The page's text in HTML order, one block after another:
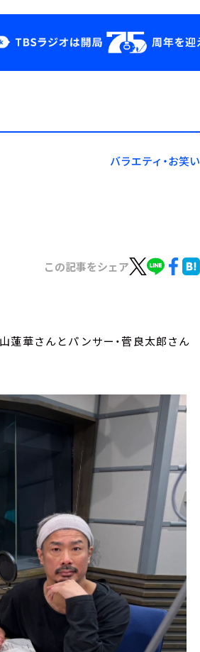
YouTube
会社情報
バラエティ・お笑い
この記事をシェア
山蓮華さんとパンサー・菅良太郎さん